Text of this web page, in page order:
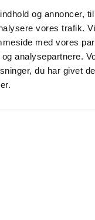
og annoncer,
vores trafik.
med vores
analysepartnere.
du har givet